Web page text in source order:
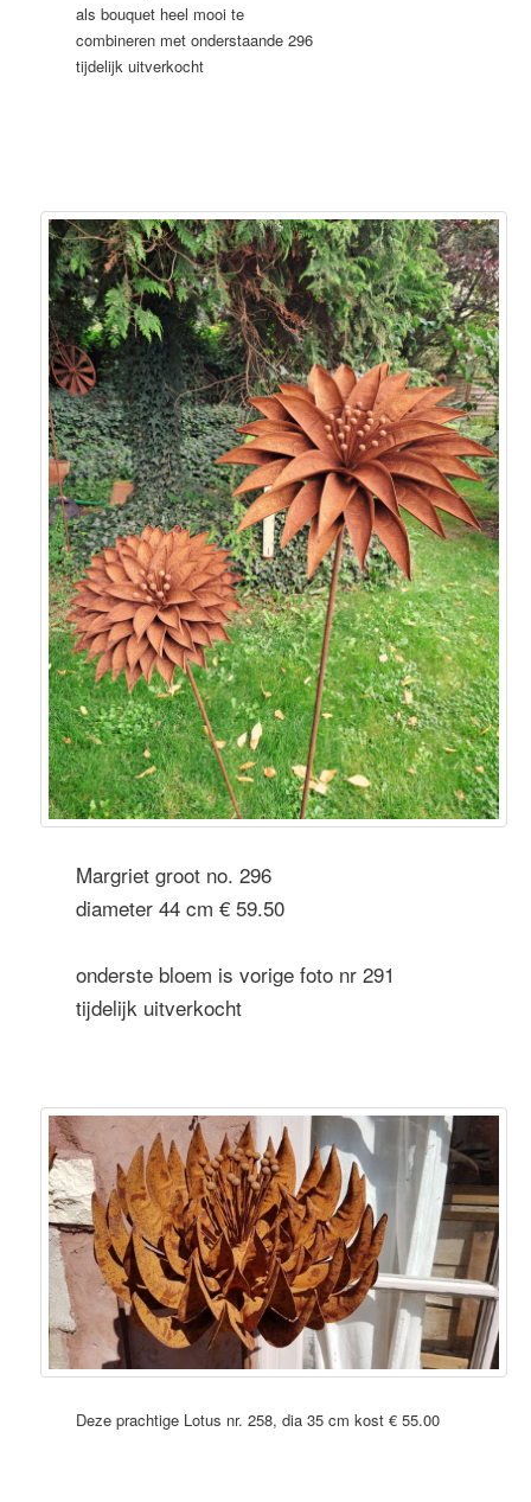
als bouquet heel mooi te
combineren met onderstaande 296
tijdelijk uitverkocht
Margriet groot no. 296
diameter 44 cm € 59.50
onderste bloem is vorige foto nr 291
tijdelijk uitverkocht
Deze prachtige Lotus nr. 258, dia 35 cm kost € 55.00